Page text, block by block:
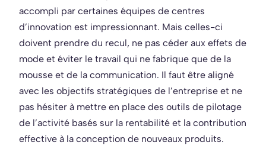
accompli par certaines équipes de centres
d’innovation est impressionnant. Mais celles-ci
doivent prendre du recul, ne pas céder aux effets de
mode et éviter le travail qui ne fabrique que de la
mousse et de la communication. Il faut être aligné
avec les objectifs stratégiques de l’entreprise et ne
pas hésiter à mettre en place des outils de pilotage
de l’activité basés sur la rentabilité et la contribution
effective à la conception de nouveaux produits.